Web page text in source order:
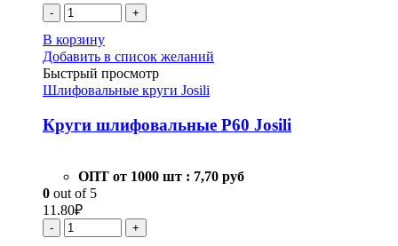
- +
В корзину
Добавить в список желаний
Быстрый просмотр
Шлифовальные круги Josili
Круги шлифовальные Р60 Josili
ОПТ от 1000 шт : 7,70 руб
0 out of 5
11.80₽
- +